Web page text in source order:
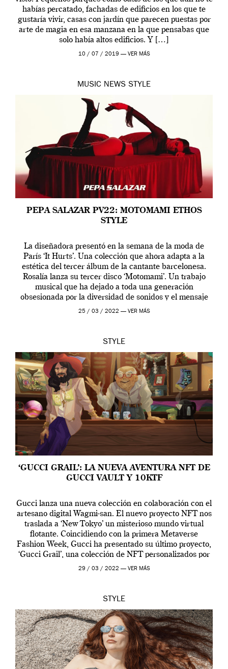
habías percatado, fachadas de edificios en los que te
gustaría vivir, casas con jardín que parecen puestas por
arte de magia en esa manzana en la que pensabas que
solo había altos edificios. Y […]
10 / 07 / 2019 — VER MÁS
MUSIC NEWS STYLE
PEPA SALAZAR PV22: MOTOMAMI ETHOS
STYLE
La diseñadora presentó en la semana de la moda de
París ‘It Hurts’. Una colección que ahora adapta a la
estética del tercer álbum de la cantante barcelonesa.
Rosalía lanza su tercer disco ‘Motomami’. Un trabajo
musical que ha dejado a toda una generación
obsesionada por la diversidad de sonidos y el mensaje
profundo que […]
25 / 03 / 2022 — VER MÁS
STYLE
‘GUCCI GRAIL’: LA NUEVA AVENTURA NFT DE
GUCCI VAULT Y 10KTF
Gucci lanza una nueva colección en colaboración con el
artesano digital Wagmi-san. El nuevo proyecto NFT nos
traslada a ‘New Tokyo’ un misterioso mundo virtual
flotante. Coincidiendo con la primera Metaverse
Fashion Week, Gucci ha presentado su último proyecto,
‘Gucci Grail’, una colección de NFT personalizados por
Alessandro Michele, director creativo de la casa italiana
29 / 03 / 2022 — VER MÁS
STYLE